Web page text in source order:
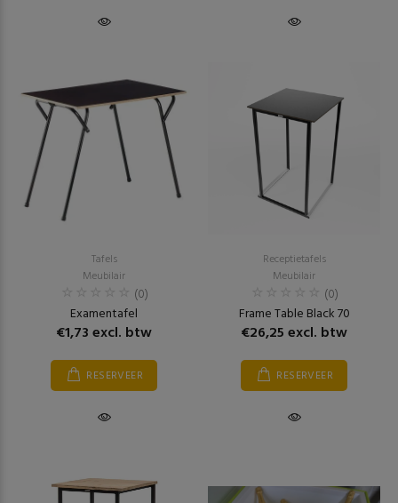
Tafels
Meubilair
(0)
Examentafel
€1,73 excl. btw
RESERVEER
Receptietafels
Meubilair
(0)
Frame Table Black 70
€26,25 excl. btw
RESERVEER